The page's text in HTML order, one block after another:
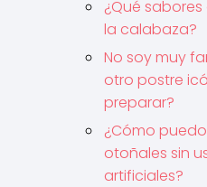
¿Qué
la calabaza?
No soy muy
otro postre
preparar?
¿Cómo
otoñales sin
artificiales?